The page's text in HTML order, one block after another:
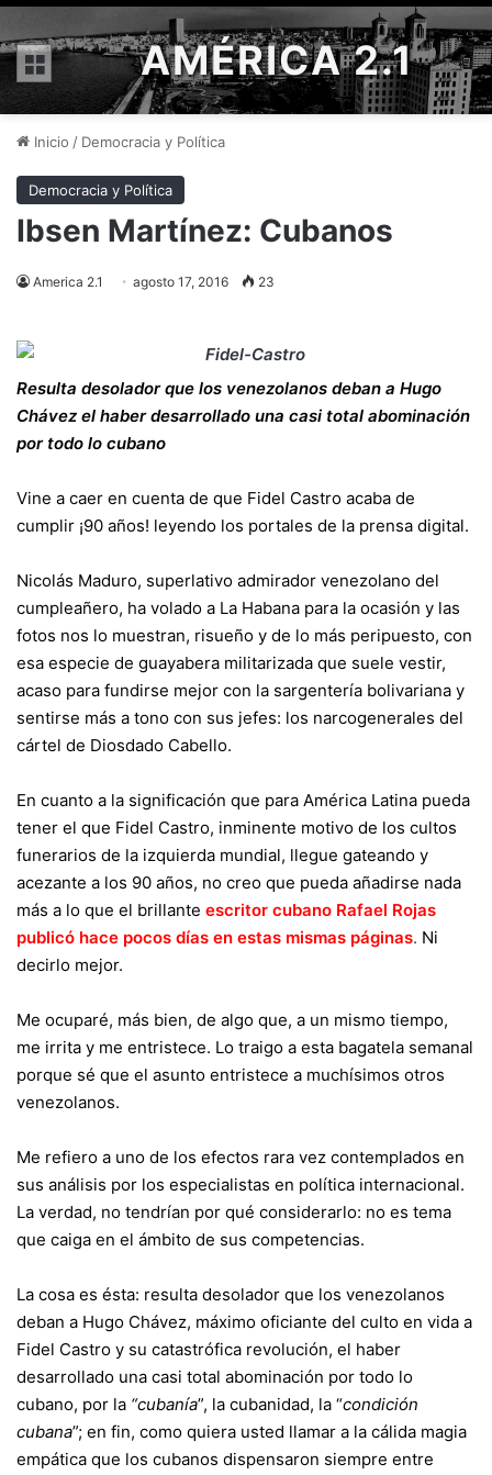
Menú AMÉRICA 2.1
Inicio / Democracia y Política
Democracia y Política
Ibsen Martínez: Cubanos
America 2.1 agosto 17, 2016 23
Resulta desolador que los venezolanos deban a Hugo
Chávez el haber desarrollado una casi total abominación
por todo lo cubano
Vine a caer en cuenta de que Fidel Castro acaba de
cumplir ¡90 años! leyendo los portales de la prensa digital.
Nicolás Maduro, superlativo admirador venezolano del
cumpleañero, ha volado a La Habana para la ocasión y las
fotos nos lo muestran, risueño y de lo más peripuesto, con
esa especie de guayabera militarizada que suele vestir,
acaso para fundirse mejor con la sargentería bolivariana y
sentirse más a tono con sus jefes: los narcogenerales del
cártel de Diosdado Cabello.
En cuanto a la significación que para América Latina pueda
tener el que Fidel Castro, inminente motivo de los cultos
funerarios de la izquierda mundial, llegue gateando y
acezante a los 90 años, no creo que pueda añadirse nada
más a lo que el brillante escritor cubano Rafael Rojas
publicó hace pocos días en estas mismas páginas. Ni
decirlo mejor.
Me ocuparé, más bien, de algo que, a un mismo tiempo,
me irrita y me entristece. Lo traigo a esta bagatela semanal
porque sé que el asunto entristece a muchísimos otros
venezolanos.
Me refiero a uno de los efectos rara vez contemplados en
sus análisis por los especialistas en política internacional.
La verdad, no tendrían por qué considerarlo: no es tema
que caiga en el ámbito de sus competencias.
La cosa es ésta: resulta desolador que los venezolanos
deban a Hugo Chávez, máximo oficiante del culto en vida a
Fidel Castro y su catastrófica revolución, el haber
desarrollado una casi total abominación por todo lo
cubano, por la “cubanía”, la cubanidad, la “condición
cubana”; en fin, como quiera usted llamar a la cálida magia
empática que los cubanos dispensaron siempre entre